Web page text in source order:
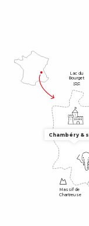
Lac du
Bourget
Massif de
Chartreuse
Chambéry &